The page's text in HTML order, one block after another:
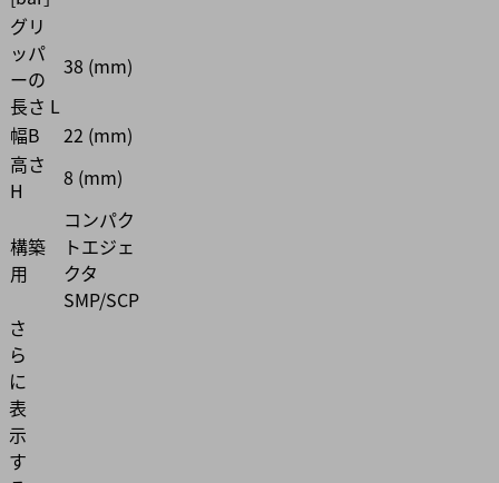
グリ
ッパ
ーの
長さ L
38 (mm)
幅B
22 (mm)
高さ
H
8 (mm)
構築
用
コンパク
トエジェ
クタ
SMP/SCP
さ
ら
に
表
示
す